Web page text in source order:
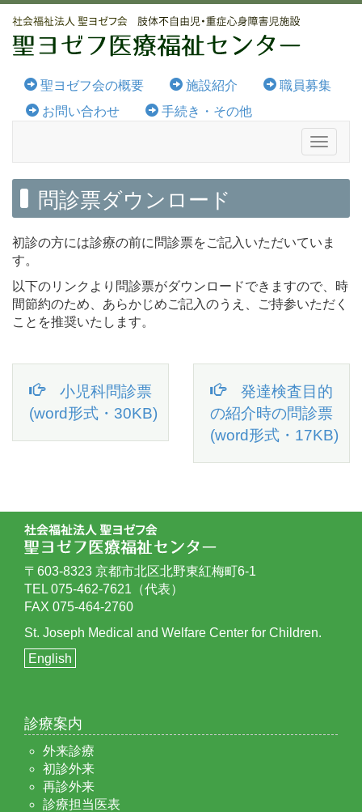
聖ヨゼフ会の概要 施設紹介
職員募集
お問い合わせ
手続き・その他
Toggle
問診票ダウンロード
初診の方には診療の前に問診票をご記入いただいていま
す。
以下のリンクより問診票がダウンロードできますので、時
間節約のため、あらかじめご記入のうえ、ご持参いただく
ことを推奨いたします。
小児科問診票
(word形式・30KB)
発達検査目的
の紹介時の問診票
(word形式・17KB)
〒603-8323 京都市北区北野東紅梅町6-1
TEL 075-462-7621（代表）
FAX 075-464-2760
St. Joseph Medical and Welfare Center for Children.
English
診療案内
外来診療
初診外来
再診外来
診療担当医表